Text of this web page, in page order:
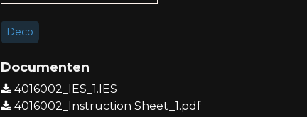
Deco
Documenten
4016002_IES_1.IES
4016002_Instruction Sheet_1.pdf